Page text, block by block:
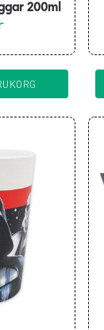
200ml